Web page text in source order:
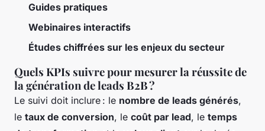
Guides pratiques
Webinaires interactifs
Études chiffrées sur les enjeux du secteur
Quels KPIs suivre pour mesurer la réussite de
la génération de leads B2B ?
Le suivi doit inclure : le nombre de leads générés,
le taux de conversion, le coût par lead, le temps